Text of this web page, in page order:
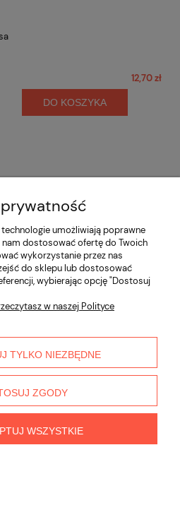
12,70 zł
DO KOSZYKA
umożliwiają poprawne
nam dostosować ofertę do Twoich
wykorzystanie przez nas
do sklepu lub dostosować
wybierając opcję "Dostosuj
w naszej Polityce
TYLKO NIEZBĘDNE
ZGODY
WSZYSTKIE